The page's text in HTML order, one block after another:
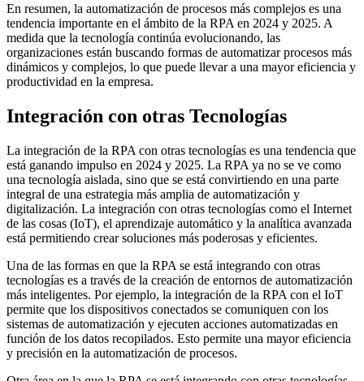
En resumen, la automatización de procesos más complejos es una
tendencia importante en el ámbito de la RPA en 2024 y 2025. A
medida que la tecnología continúa evolucionando, las
organizaciones están buscando formas de automatizar procesos más
dinámicos y complejos, lo que puede llevar a una mayor eficiencia y
productividad en la empresa.
Integración con otras Tecnologías
La integración de la RPA con otras tecnologías es una tendencia que
está ganando impulso en 2024 y 2025. La RPA ya no se ve como
una tecnología aislada, sino que se está convirtiendo en una parte
integral de una estrategia más amplia de automatización y
digitalización. La integración con otras tecnologías como el Internet
de las cosas (IoT), el aprendizaje automático y la analítica avanzada
está permitiendo crear soluciones más poderosas y eficientes.
Una de las formas en que la RPA se está integrando con otras
tecnologías es a través de la creación de entornos de automatización
más inteligentes. Por ejemplo, la integración de la RPA con el IoT
permite que los dispositivos conectados se comuniquen con los
sistemas de automatización y ejecuten acciones automatizadas en
función de los datos recopilados. Esto permite una mayor eficiencia
y precisión en la automatización de procesos.